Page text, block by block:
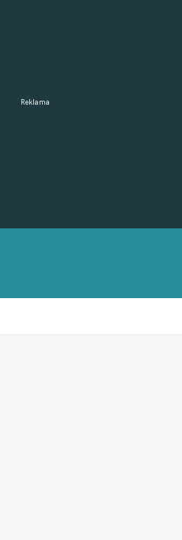
Reklama